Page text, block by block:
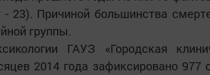
23). Причиной большинства
группы.
ГАУЗ «Городская
2014 года зафиксировано 977